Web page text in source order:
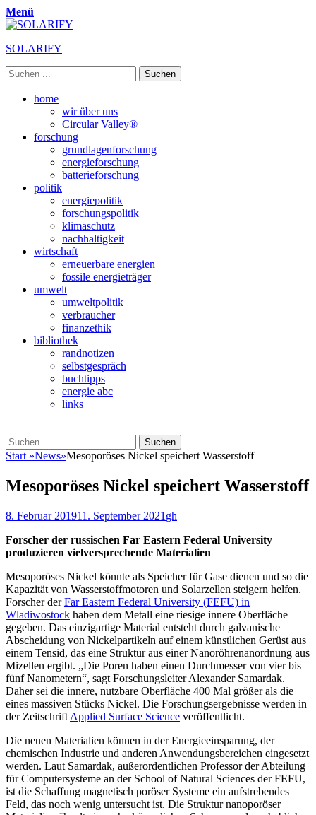
Menü
SOLARIFY
Suchen
nach:
Primäres
Zum
home
wir über uns
Circular Valley®
forschung
grundlagenforschung
energieforschung
batterieforschung
politik
energiepolitik
forschungspolitik
klimaschutz
nachhaltigkeit
wirtschaft
erneuerbare energien
fossile energieträger
umwelt
umweltpolitik
verbraucher
finanzethik
bibliothek
randnotizen
selbstgespräch
buchtipps
energie abc
links
Suchen
Suchen
nach:
Start »News»Mesoporöses Nickel speichert Wasserstoff
Mesoporöses Nickel speichert Wasserstoff
Veröffentlicht
8. Februar 201911. September 2021 Autor
gh
Forscher der russischen Far Eastern Federal University
produzieren vielversprechende Materialien
Mesoporöses Nickel könnte als Speicher für Gase dienen und so die
Kapazität von Wasserstoffmotoren und Solarzellen steigern helfen.
Forscher derFar Eastern Federal University (FEFU) in
Wladiwostock haben dem Metall eine riesige innere Oberfläche
gegeben. Das einzigartige Material entsteht durch galvanische
Abscheidung von Nickelpartikeln auf einem künstlichen Gerüst aus
einem Tensid, das eine Struktur aus einer Nanoröhrenanordnung aus
Mizellen ergibt. „Die Poren haben einen Durchmesser von vier bis
fünf Nanometern“, sagt Forschungsleiter Alexander Samardak.
Daher sei die innere, nutzbare Oberfläche 400 Mal größer als die
eines massiven Stücks Nickel. Die Forschungsergebnisse werden in
der Zeitschrift Applied Surface Science veröffentlicht.
Die neuen Materialien können in der Energieeinsparung, der
chemischen Industrie und anderen Anwendungsbereichen eingesetzt
werden. Laut Samardak, außerordentlichen Professor der Abteilung
für Computersysteme an der School of Natural Sciences der FEFU,
ist die Schaffung magnetisch poröser Systeme ein aufstrebendes
Feld, das noch wenig untersucht ist. Die Struktur nanoporöser